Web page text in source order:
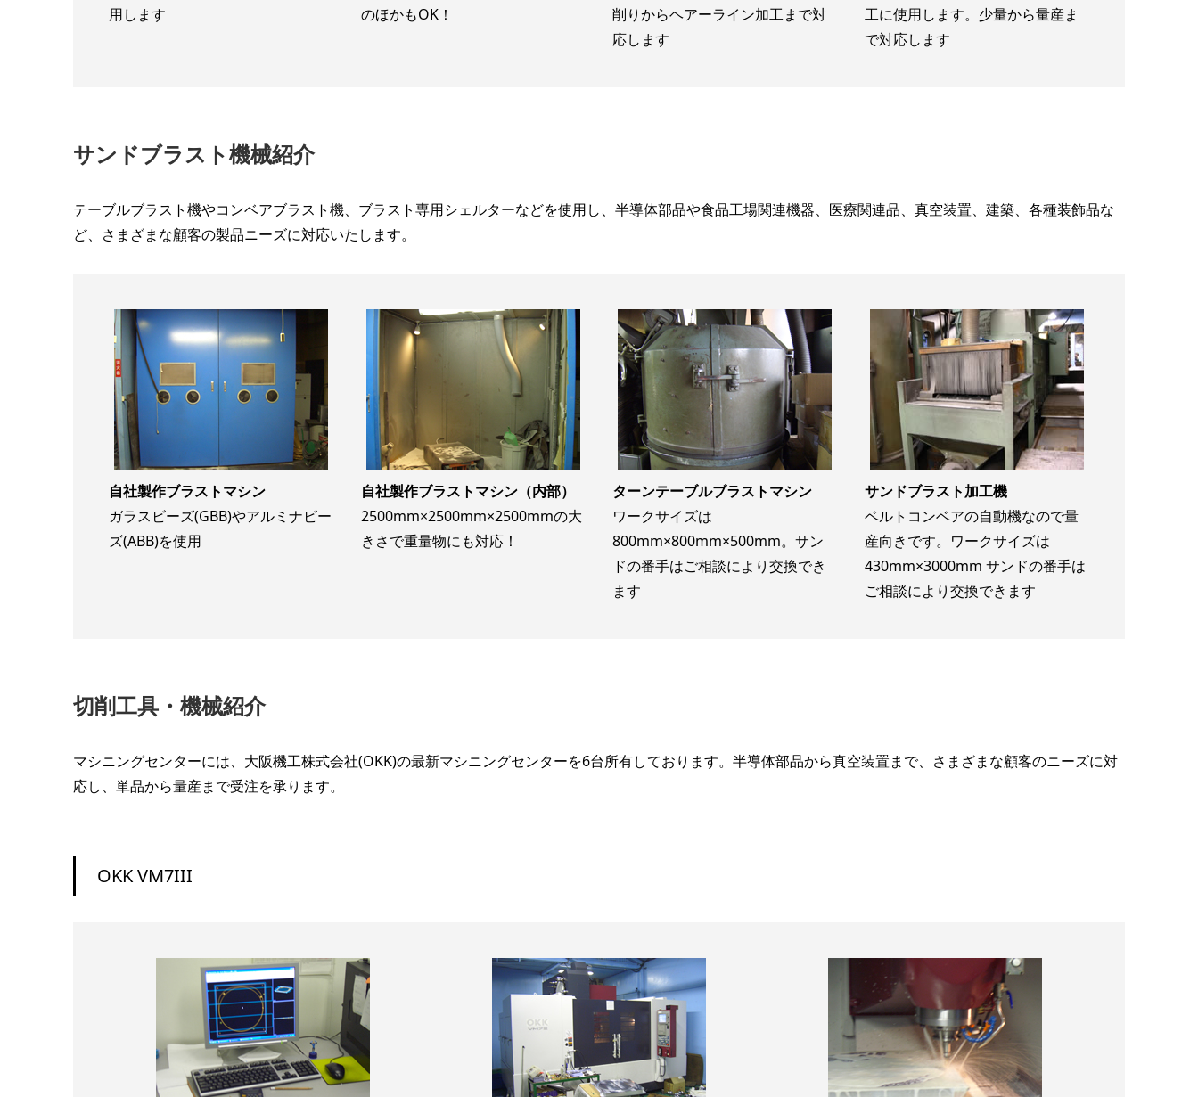
用します
のほかもOK！
削りからヘアーライン加工まで対
応します
工に使用します。少量から量産ま
で対応します
サンドブラスト機械紹介
テーブルブラスト機やコンベアブラスト機、ブラスト専用シェルターなどを使用し、半導体部品や食品工場関連機器、医療関連品、真空装置、建築、各種装飾品な
ど、さまざまな顧客の製品ニーズに対応いたします。
自社製作ブラストマシン
ガラスビーズ(GBB)やアルミナビー
ズ(ABB)を使用
自社製作ブラストマシン（内部）
2500mm×2500mm×2500mmの大
きさで重量物にも対応！
ターンテーブルブラストマシン
ワークサイズは
800mm×800mm×500mm。サン
ドの番手はご相談により交換でき
ます
サンドブラスト加工機
ベルトコンベアの自動機なので量
産向きです。ワークサイズは
430mm×3000mm サンドの番手は
ご相談により交換できます
切削工具・機械紹介
マシニングセンターには、大阪機工株式会社(OKK)の最新マシニングセンターを6台所有しております。半導体部品から真空装置まで、さまざまな顧客のニーズに対
応し、単品から量産まで受注を承ります。
OKK VM7III